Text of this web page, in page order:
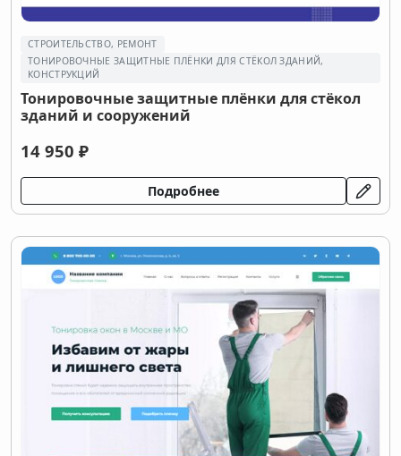
СТРОИТЕЛЬСТВО, РЕМОНТ
ТОНИРОВОЧНЫЕ ЗАЩИТНЫЕ ПЛЁНКИ ДЛЯ СТЁКОЛ ЗДАНИЙ,
КОНСТРУКЦИЙ
Тонировочные защитные плёнки для стёкол
зданий и сооружений
14 950 ₽
Подробнее